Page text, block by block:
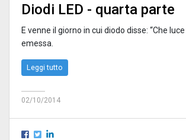
Diodi LED - quarta parte
E venne il giorno in cui diodo disse: “Che luce
emessa.
Leggi tutto
02/10/2014